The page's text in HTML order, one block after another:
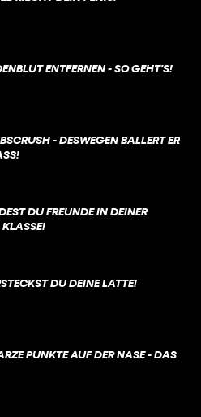
ENTFERNEN - SO GEHT'S!
- DESWEGEN BALLERT ER
DU FREUNDE IN DEINER
DU DEINE LATTE!
PUNKTE AUF DER NASE - DAS